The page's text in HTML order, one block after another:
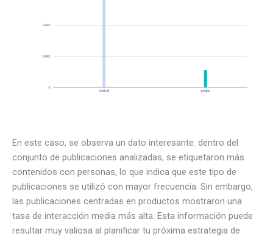
En este caso, se observa un dato interesante: dentro del
conjunto de publicaciones analizadas, se etiquetaron más
contenidos con personas, lo que indica que este tipo de
publicaciones se utilizó con mayor frecuencia. Sin embargo,
las publicaciones centradas en productos mostraron una
tasa de interacción media más alta. Esta información puede
resultar muy valiosa al planificar tu próxima estrategia de